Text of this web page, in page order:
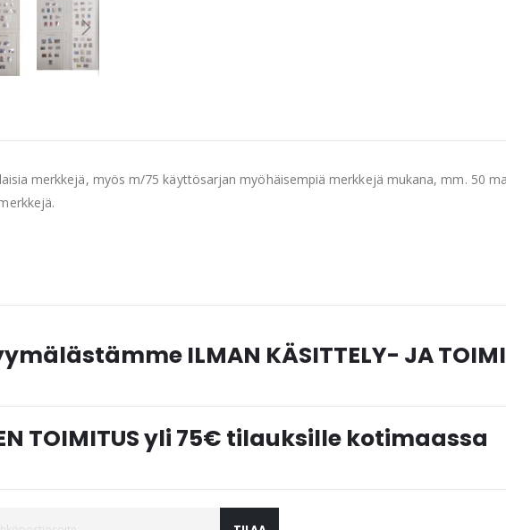
merkkejä, myös m/75 käyttösarjan myöhäisempiä merkkejä mukana, mm. 50
ILMAN KÄSITTELY- JA
TOIMITUS yli 75€ tilauksille kotimaassa